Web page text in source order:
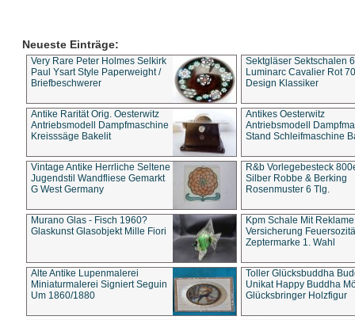
Neueste Einträge:
Very Rare Peter Holmes Selkirk
Paul Ysart Style Paperweight /
Briefbeschwerer
Sektgläser Sektschalen
Luminarc Cavalier Rot
Design Klassiker
Antike Rarität Orig. Oesterwitz
Antriebsmodell Dampfmaschine
Kreisssäge Bakelit
Antikes Oesterwitz
Antriebsmodell
Stand Schleifmaschine
Vintage Antike Herrliche Seltene
Jugendstil Wandfliese Gemarkt
G West Germany
R&b Vorlegebesteck
Silber Robbe & Berking
Rosenmuster 6 Tlg.
Murano Glas - Fisch 1960?
Glaskunst Glasobjekt Mille Fiori
Kpm Schale Mit Reklame
Versicherung
Zeptermarke 1. Wahl
Alte Antike Lupenmalerei
Miniaturmalerei Signiert Seguin
Um 1860/1880
Toller Glücksbuddha
Unikat Happy Buddha
Glücksbringer Holzfigur